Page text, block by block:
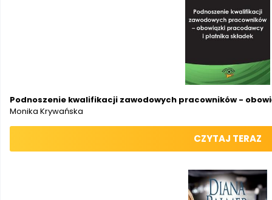
Podnoszenie kwalifikacji zawodowych pracowników -
Monika Krywańska
CZYTAJ TERAZ